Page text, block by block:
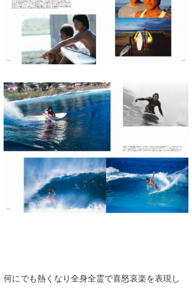
何にでも熱くなり全身全霊で喜怒哀楽を表現し
arukasvision
DELTA FORCE SURF
CBA Films
熊谷素子
嵯峨明日香
進士剛光
田原啓江
植村未来
NOBUFUKU
大野”MAR”修聖
喜納海人
+☆maki☆+
Aichan
chan-U
ECE
G◎Da
H
KID
KOBU
KY
OYZ